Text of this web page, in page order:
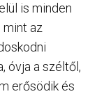
is minden
az
óvja a széltől,
erősödik és